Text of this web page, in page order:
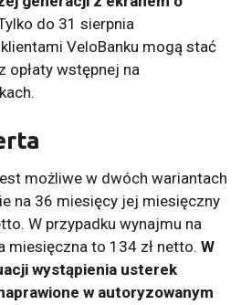
do 31 sierpnia
VeloBanku mogą stać
opłaty wstępnej na
możliwe w dwóch wariantach
na 36 miesięcy jej miesięczny
W przypadku wynajmu na
miesięczna to 134 zł netto. W
wystąpienia usterek
w autoryzowanym